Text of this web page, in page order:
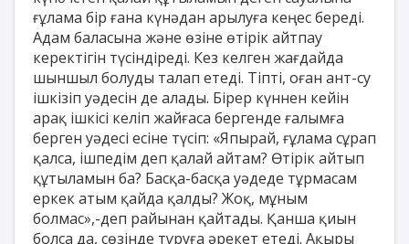
ғұлама бір ғана күнәдан арылуға кеңес береді.
Адам баласына және өзіне өтірік айтпау
керектігін түсіндіреді. Кез келген жағдайда
шыншыл болуды талап етеді. Тіпті, оған ант-су
ішкізіп уәдесін де алады. Бірер күннен кейін
арақ ішкісі келіп жайғаса бергенде ғалымға
берген уәдесі есіне түсіп: «Япырай, ғұлама сұрап
қалса, ішпедім деп қалай айтам? Өтірік айтып
құтыламын ба? Басқа-басқа уәдеде тұрмасам
еркек атым қайда қалды? Жоқ, мұным
болмас»,-деп райынан қайтады. Қанша қиын
болса да, сөзінде тұруға әрекет етеді. Ақыры